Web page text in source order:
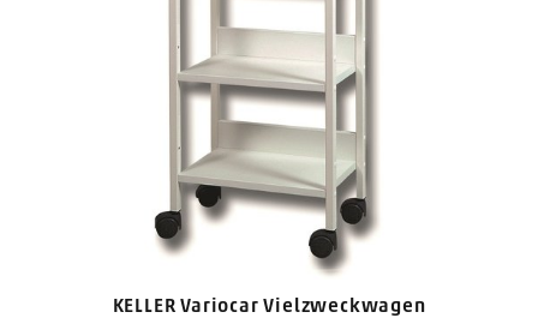
KELLER Variocar Vielzweckwagen